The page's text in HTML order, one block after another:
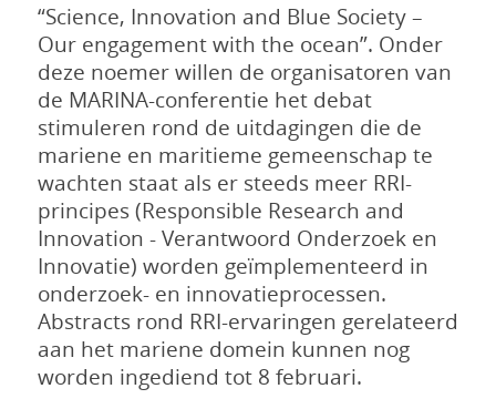
“Science, Innovation and Blue Society –
Our engagement with the ocean”. Onder
deze noemer willen de organisatoren van
de MARINA-conferentie het debat
stimuleren rond de uitdagingen die de
mariene en maritieme gemeenschap te
wachten staat als er steeds meer RRI-
principes (Responsible Research and
Innovation - Verantwoord Onderzoek en
Innovatie) worden geïmplementeerd in
onderzoek- en innovatieprocessen.
Abstracts rond RRI-ervaringen gerelateerd
aan het mariene domein kunnen nog
worden ingediend tot 8 februari.